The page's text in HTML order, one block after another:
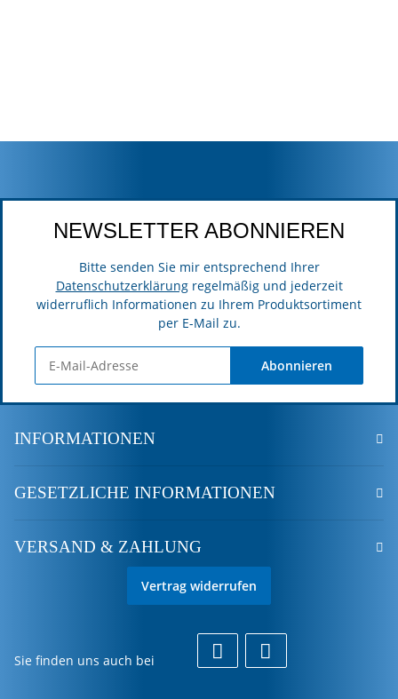
NEWSLETTER ABONNIEREN
Bitte senden Sie mir entsprechend Ihrer
Datenschutzerklärungregelmäßig und jederzeit
widerruflich Informationen zu Ihrem Produktsortiment
per E-Mail zu.
Abonnieren
INFORMATIONEN
GESETZLICHE INFORMATIONEN
VERSAND & ZAHLUNG
Vertrag widerrufen
Sie finden uns auch bei